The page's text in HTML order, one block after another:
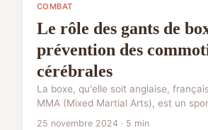
COMBAT
Le rôle des gants de
prévention des
cérébrales
La boxe, qu'elle soit anglaise,
MMA (Mixed Martial Arts), est un
25 novembre 2024 · 5 min